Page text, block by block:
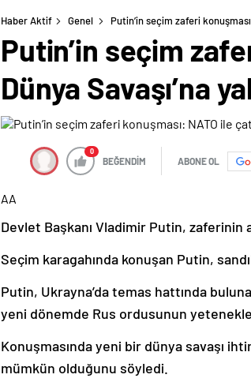
Haber Aktif Genel Putin’in seçim zaferi
Putin’in seçim
Dünya Savaşı’na
0
BEĞENDİM ABONE OL
AA
Devlet Başkanı Vladimir Putin, zaferinin
Seçim karagahında konuşan Putin,
Putin, Ukrayna’da temas hattında
yeni dönemde Rus ordusunun
Konuşmasında yeni bir dünya savaşı
mümkün olduğunu söyledi.